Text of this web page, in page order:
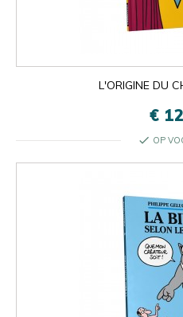
L'ORIGINE DU
€
check OP